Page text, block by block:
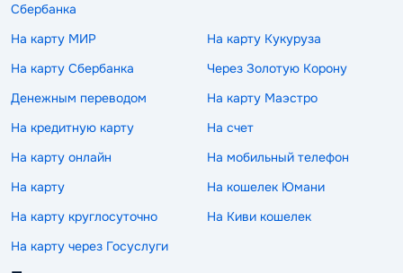
Сбербанка
На карту МИР
На карту Кукуруза
На карту Сбербанка
Через Золотую Корону
Денежным переводом
На карту Маэстро
На кредитную карту
На счет
На карту онлайн
На мобильный телефон
На карту
На кошелек Юмани
На карту круглосуточно
На Киви кошелек
На карту через Госуслуги